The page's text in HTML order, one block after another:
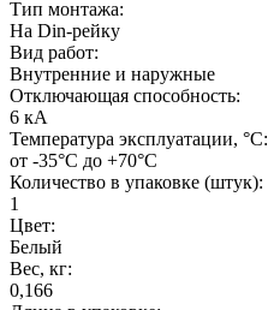
Тип монтажа:
На Din-рейку
Вид работ:
Внутренние и наружные
Отключающая способность:
6 кА
Температура эксплуатации, °С:
от -35°C до +70°C
Количество в упаковке (штук):
1
Цвет:
Белый
Вес, кг:
0,166